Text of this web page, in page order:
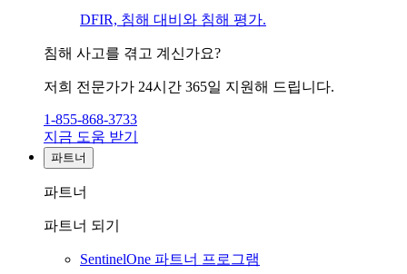
DFIR, 침해 대비와 침해 평가.
침해 사고를 겪고 계신가요?
저희 전문가가 24시간 365일 지원해 드립니다.
1-855-868-3733
지금 도움 받기
파트너
파트너
파트너 되기
SentinelOne 파트너 프로그램